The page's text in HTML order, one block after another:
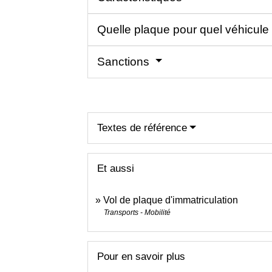
Quelle plaque pour quel
Sanctions
Textes de référence
Et aussi
Vol de plaque d'immatriculation
Transports - Mobilité
Pour en savoir plus